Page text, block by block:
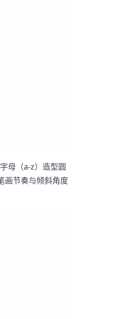
母（a-z）造型圆
画节奏与倾斜角度